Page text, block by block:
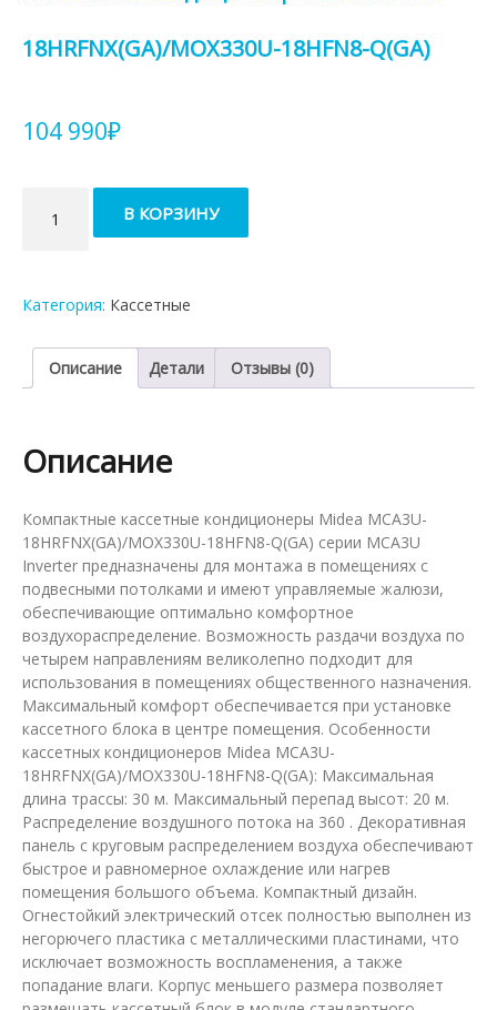
18HRFNX(GA)/MOX330U-18HFN8-Q(GA)
104 990₽
товара
Кассетный
MCA3U-
18HFN8-
Q(GA)
В КОРЗИНУ
Категория: Касcетные
Описание Детали Отзывы (0)
Описание
Компактные кассетные кондиционеры Midea MCA3U-
18HRFNX(GA)/MOX330U-18HFN8-Q(GA) серии MCA3U
Inverter предназначены для монтажа в помещениях с
подвесными потолками и имеют управляемые жалюзи,
обеспечивающие оптимально комфортное
воздухораспределение. Возможность раздачи воздуха по
четырем направлениям великолепно подходит для
использования в помещениях общественного назначения.
Максимальный комфорт обеспечивается при установке
кассетного блока в центре помещения. Особенности
кассетных кондиционеров Midea MCA3U-
18HRFNX(GA)/MOX330U-18HFN8-Q(GA): Максимальная
длина трассы: 30 м. Максимальный перепад высот: 20 м.
Распределение воздушного потока на 360 . Декоративная
панель с круговым распределением воздуха обеспечивают
быстрое и равномерное охлаждение или нагрев
помещения большого объема. Компактный дизайн.
Огнестойкий электрический отсек полностью выполнен из
негорючего пластика с металлическими пластинами, что
исключает возможность воспламенения, а также
попадание влаги. Корпус меньшего размера позволяет